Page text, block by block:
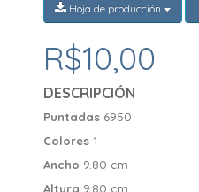
Hoja de producción
R$10,00
DESCRIPCIÓN
Puntadas 6950
Colores 1
Ancho 9.80 cm
Altura 9.80 cm